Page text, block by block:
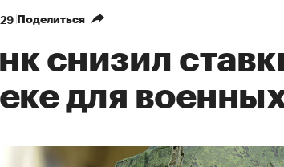
Поделиться
снизил
для